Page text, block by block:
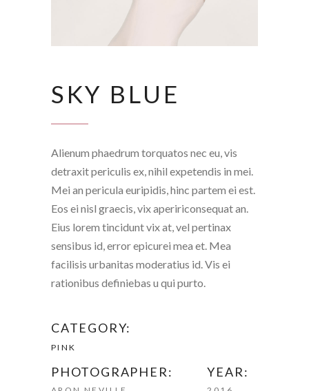
SKY BLUE
Alienum phaedrum torquatos nec eu, vis
detraxit periculis ex, nihil expetendis in mei.
Mei an pericula euripidis, hinc partem ei est.
Eos ei nisl graecis, vix apeririconsequat an.
Eius lorem tincidunt vix at, vel pertinax
sensibus id, error epicurei mea et. Mea
facilisis urbanitas moderatius id. Vis ei
rationibus definiebas u qui purto.
CATEGORY:
PINK
PHOTOGRAPHER: YEAR: